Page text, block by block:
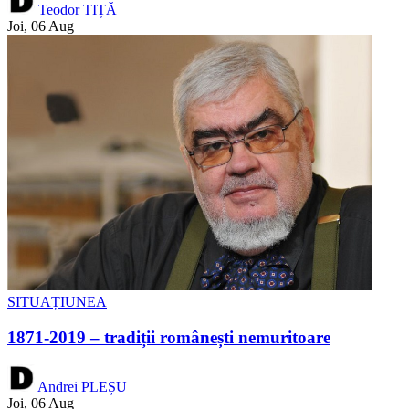
Teodor TIȚĂ
Joi, 06 Aug
SITUAȚIUNEA
1871-2019 – tradiții românești nemuritoare
Andrei PLEȘU
Joi, 06 Aug